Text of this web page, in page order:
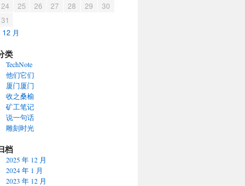
24
25 26 27 28 29
30
31
12 月
类
TechNote
他们它们
厦门厦门
收之桑榆
矿工笔记
说一句话
雕刻时光
档
2025 年 12 月
2024 年 1 月
2023 年 12 月